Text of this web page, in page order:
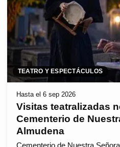
TEATRO Y ESPECTÁCULOS
Hasta el 6 sep 2026
Visitas teatralizadas
Cementerio de
Almudena
Cementerio de Nuestra